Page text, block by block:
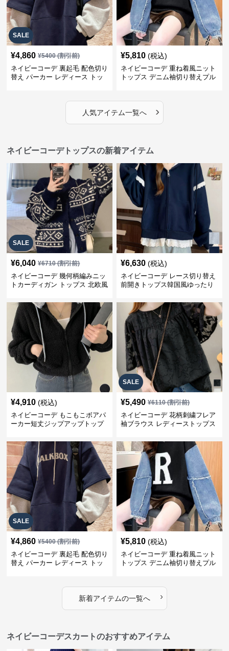
SALE
¥4,860 ¥5400(割引前)
ネイビーコーデ 裏起毛 配色切り
替え パーカー レディース トッ
¥5,810 (税込)
ネイビーコーデ 重ね着風ニット
トップス デニム袖切り替えプル
人気アイテム一覧へ ›
ネイビーコーデトップスの新着アイテム
SALE
¥6,040 ¥6710(割引前)
ネイビーコーデ 幾何柄編みニッ
トカーディガン トップス 北欧風
¥6,630 (税込)
ネイビーコーデ レース切り替え
前開きトップス韓国風ゆったり
¥4,910 (税込)
ネイビーコーデ もこもこボアパ
ーカー短丈ジップアップトップ
SALE
¥5,490 ¥6110(割引前)
ネイビーコーデ 花柄刺繍フレア
袖ブラウス レディーストップス
SALE
¥4,860 ¥5400(割引前)
ネイビーコーデ 裏起毛 配色切り
替え パーカー レディース トッ
¥5,810 (税込)
ネイビーコーデ 重ね着風ニット
トップス デニム袖切り替えプル
新着アイテムの一覧へ ›
ネイビーコーデスカートのおすすめアイテム